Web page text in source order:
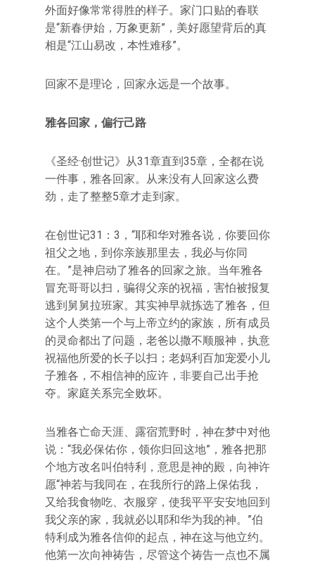
外面好像常常得胜的样子。家门口贴的春联
是“新春伊始，万象更新”，美好愿望背后的真
相是“江山易改，本性难移”。
回家不是理论，回家永远是一个故事。
雅各回家，偏行己路
《圣经·创世记》从31章直到35章，全都在说
一件事，雅各回家。从来没有人回家这么费
劲，走了整整5章才走到家。
在创世记31：3，“耶和华对雅各说，你要回你
祖父之地，到你亲族那里去，我必与你同
在。”是神启动了雅各的回家之旅。当年雅各
冒充哥哥以扫，骗得父亲的祝福，害怕被报复
逃到舅舅拉班家。其实神早就拣选了雅各，但
这个人类第一个与上帝立约的家族，所有成员
的灵命都出了问题，老爸以撒不顺服神，执意
祝福他所爱的长子以扫；老妈利百加宠爱小儿
子雅各，不相信神的应许，非要自己出手抢
夺。家庭关系完全败坏。
当雅各亡命天涯、露宿荒野时，神在梦中对他
说：“我必保佑你，领你归回这地”，雅各把那
个地方改名叫伯特利，意思是神的殿，向神许
愿“神若与我同在，在我所行的路上保佑我，
又给我食物吃、衣服穿，使我平平安安地回到
我父亲的家，我就必以耶和华为我的神。”伯
特利成为雅各信仰的起点，神在这与他立约。
他第一次向神祷告，尽管这个祷告一点也不属